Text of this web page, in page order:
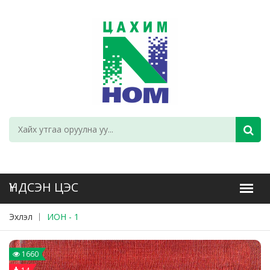
Эхлэл ИОН - 1
1660